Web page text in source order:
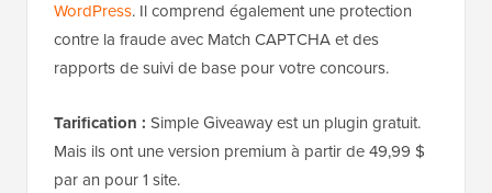
WordPress. Il comprend également une protection
contre la fraude avec Match CAPTCHA et des
rapports de suivi de base pour votre concours.
Tarification : Simple Giveaway est un plugin gratuit.
Mais ils ont une version premium à partir de 49,99 $
par an pour 1 site.